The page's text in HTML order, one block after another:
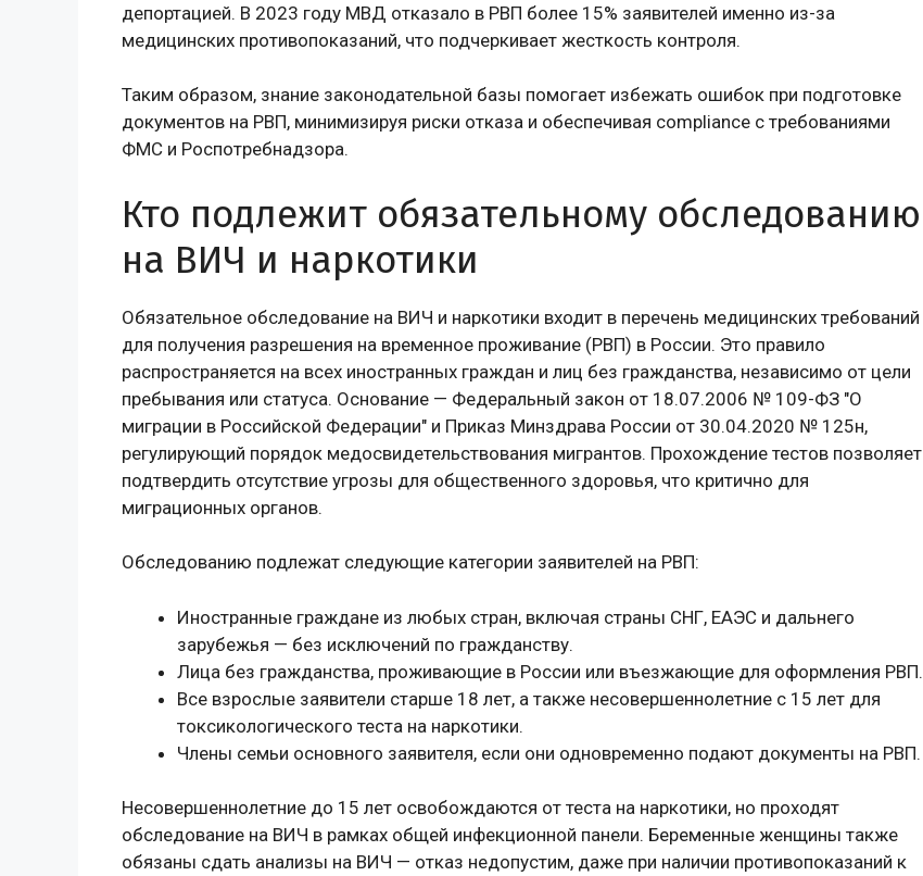
депортацией. В 2023 году МВД отказало в РВП более 15% заявителей именно из-за
медицинских противопоказаний, что подчеркивает жесткость контроля.
Таким образом, знание законодательной базы помогает избежать ошибок при подготовке
документов на РВП, минимизируя риски отказа и обеспечивая compliance с требованиями
ФМС и Роспотребнадзора.
Кто подлежит обязательному обследованию
на ВИЧ и наркотики
Обязательное обследование на ВИЧ и наркотики входит в перечень медицинских требований
для получения разрешения на временное проживание (РВП) в России. Это правило
распространяется на всех иностранных граждан и лиц без гражданства, независимо от цели
пребывания или статуса. Основание — Федеральный закон от 18.07.2006 № 109-ФЗ "О
миграции в Российской Федерации" и Приказ Минздрава России от 30.04.2020 № 125н,
регулирующий порядок медосвидетельствования мигрантов. Прохождение тестов позволяет
подтвердить отсутствие угрозы для общественного здоровья, что критично для
миграционных органов.
Обследованию подлежат следующие категории заявителей на РВП:
Иностранные граждане из любых стран, включая страны СНГ, ЕАЭС и дальнего
зарубежья — без исключений по гражданству.
Лица без гражданства, проживающие в России или въезжающие для оформления РВП.
Все взрослые заявители старше 18 лет, а также несовершеннолетние с 15 лет для
токсикологического теста на наркотики.
Члены семьи основного заявителя, если они одновременно подают документы на РВП.
Несовершеннолетние до 15 лет освобождаются от теста на наркотики, но проходят
обследование на ВИЧ в рамках общей инфекционной панели. Беременные женщины также
обязаны сдать анализы на ВИЧ — отказ недопустим, даже при наличии противопоказаний к